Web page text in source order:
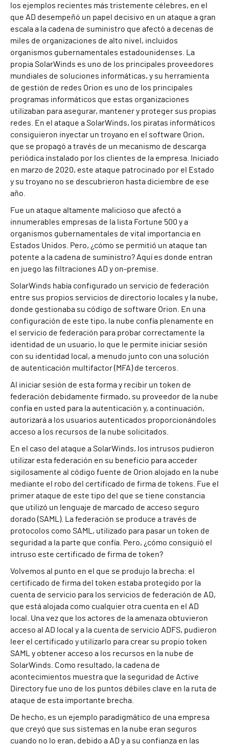
los ejemplos recientes más tristemente célebres, en el
que AD desempeñó un papel decisivo en un ataque a gran
escala a la cadena de suministro que afectó a decenas de
miles de organizaciones de alto nivel, incluidos
organismos gubernamentales estadounidenses. La
propia SolarWinds es uno de los principales proveedores
mundiales de soluciones informáticas, y su herramienta
de gestión de redes Orion es uno de los principales
programas informáticos que estas organizaciones
utilizaban para asegurar, mantener y proteger sus propias
redes. En el ataque a SolarWinds, los piratas informáticos
consiguieron inyectar un troyano en el software Orion,
que se propagó a través de un mecanismo de descarga
periódica instalado por los clientes de la empresa. Iniciado
en marzo de 2020, este ataque patrocinado por el Estado
y su troyano no se descubrieron hasta diciembre de ese
año.
Fue un ataque altamente malicioso que afectó a
innumerables empresas de la lista Fortune 500 y a
organismos gubernamentales de vital importancia en
Estados Unidos. Pero, ¿cómo se permitió un ataque tan
potente a la cadena de suministro? Aquí es donde entran
en juego las filtraciones AD y on-premise.
SolarWinds había configurado un servicio de federación
entre sus propios servicios de directorio locales y la nube,
donde gestionaba su código de software Orion. En una
configuración de este tipo, la nube confía plenamente en
el servicio de federación para probar correctamente la
identidad de un usuario, lo que le permite iniciar sesión
con su identidad local, a menudo junto con una solución
de autenticación multifactor (MFA) de terceros.
Al iniciar sesión de esta forma y recibir un token de
federación debidamente firmado, su proveedor de la nube
confía en usted para la autenticación y, a continuación,
autorizará a los usuarios autenticados proporcionándoles
acceso a los recursos de la nube solicitados.
En el caso del ataque a SolarWinds, los intrusos pudieron
utilizar esta federación en su beneficio para acceder
sigilosamente al código fuente de Orion alojado en la nube
mediante el robo del certificado de firma de tokens. Fue el
primer ataque de este tipo del que se tiene constancia
que utilizó un lenguaje de marcado de acceso seguro
dorado (SAML). La federación se produce a través de
protocolos como SAML, utilizado para pasar un token de
seguridad a la parte que confía. Pero, ¿cómo consiguió el
intruso este certificado de firma de token?
Volvemos al punto en el que se produjo la brecha: el
certificado de firma del token estaba protegido por la
cuenta de servicio para los servicios de federación de AD,
que está alojada como cualquier otra cuenta en el AD
local. Una vez que los actores de la amenaza obtuvieron
acceso al AD local y a la cuenta de servicio ADFS, pudieron
leer el certificado y utilizarlo para crear su propio token
SAML y obtener acceso a los recursos en la nube de
SolarWinds. Como resultado, la cadena de
acontecimientos muestra que la seguridad de Active
Directory fue uno de los puntos débiles clave en la ruta de
ataque de esta importante brecha.
De hecho, es un ejemplo paradigmático de una empresa
que creyó que sus sistemas en la nube eran seguros
cuando no lo eran, debido a AD y a su confianza en las